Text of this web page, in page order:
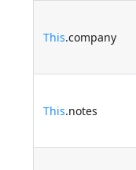
This.company
This.notes